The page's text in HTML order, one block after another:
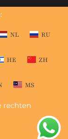
NL RU
HE ZH
MS
rechten